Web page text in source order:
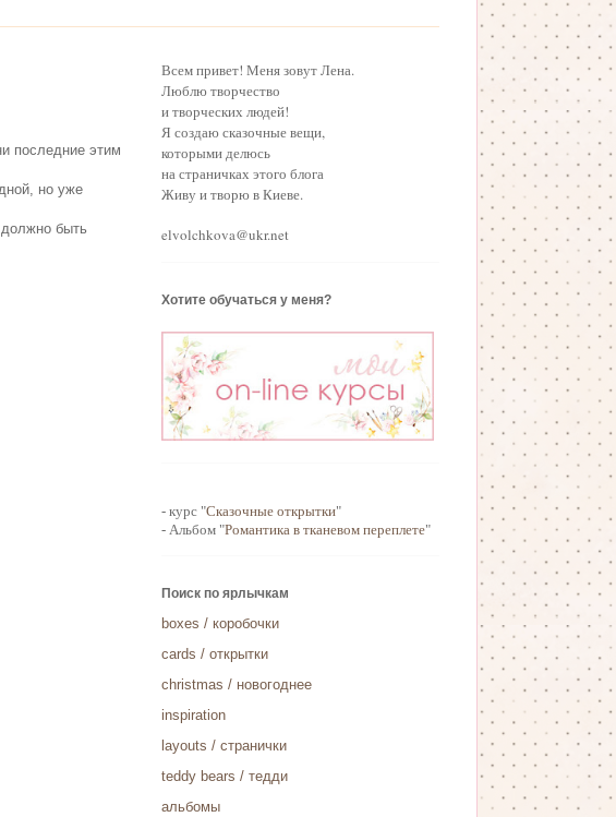
последние этим
но уже
быть
Всем привет! Меня зовут Лена.
Люблю творчество
и творческих людей!
Я создаю сказочные вещи,
которыми делюсь
на страничках этого блога
Живу и творю в Киеве.
elvolchkova@ukr.net
Хотите обучаться у меня?
- курс "Сказочные открытки"
- Альбом "Романтика в тканевом переплете"
Поиск по ярлычкам
boxes / коробочки
cards / открытки
christmas / новогоднее
inspiration
layouts / странички
teddy bears / тедди
альбомы